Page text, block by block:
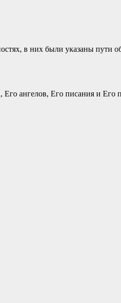
в них были указаны пути
ангелов, Его писания и Его